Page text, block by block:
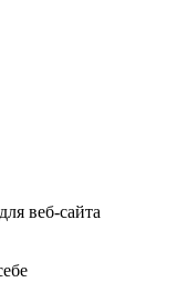
веб-сайта